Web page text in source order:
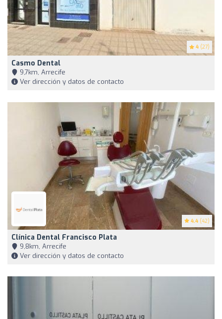
4 (27)
Casmo Dental
9,7km, Arrecife
Ver dirección y datos de contacto
4.4 (42)
Clínica Dental Francisco Plata
9,8km, Arrecife
Ver dirección y datos de contacto